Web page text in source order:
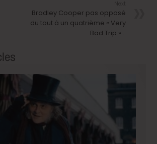
Bradley Cooper pas opposé
du tout à un quatrième « Very
Bad Trip »…